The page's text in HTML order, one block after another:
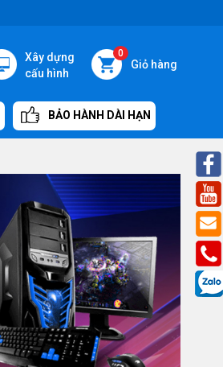
0
Giỏ hàng
Xây dựng
cấu hình
BẢO HÀNH DÀI HẠN